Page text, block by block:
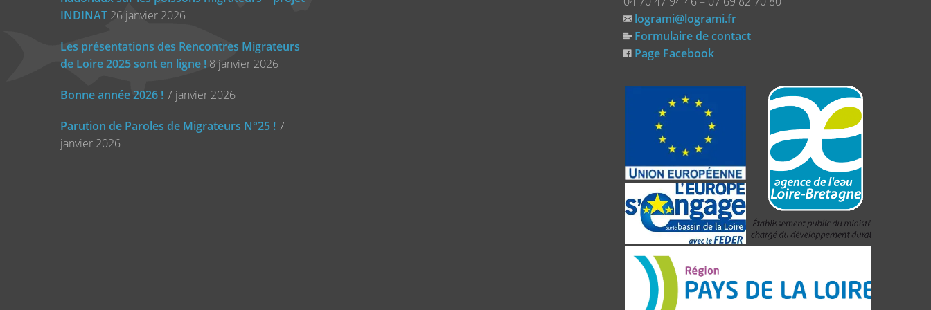
INDINAT 26 janvier 2026
Les présentations des Rencontres Migrateurs
de Loire 2025 sont en ligne ! 8 janvier 2026
Bonne année 2026 ! 7 janvier 2026
Parution de Paroles de Migrateurs N°25 ! 7
janvier 2026
logrami@logrami.fr
Formulaire de contact
Page Facebook